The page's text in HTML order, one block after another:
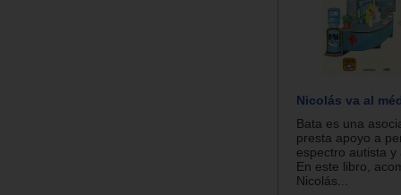
Nicolás va al
Bata es una
presta apoyo a
espectro autista y
En este libro,
Nicolás...